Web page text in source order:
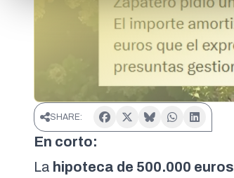
SHARE:
En corto:
La hipoteca de 500.000 euros